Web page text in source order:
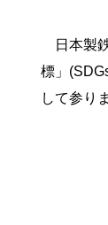
日本製
標」
して参り